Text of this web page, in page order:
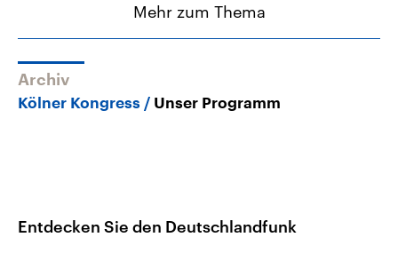
Mehr zum Thema
Archiv
Kölner Kongress Unser Programm
Entdecken Sie den Deutschlandfunk